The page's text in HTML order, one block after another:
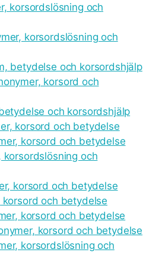
korsordslösning och
korsordslösning och
betydelse och korsordshjälp
korsord och
och korsordshjälp
korsord och betydelse
korsord och betydelse
korsordslösning och
korsord och betydelse
korsord och betydelse
korsord och betydelse
korsord och betydelse
korsordslösning och